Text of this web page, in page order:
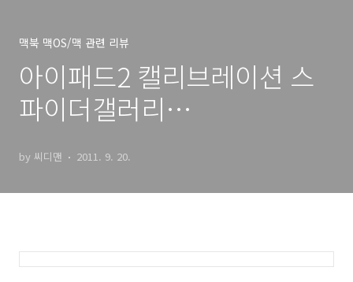
맥북 맥OS/맥 관련 리뷰
아이패드2 캘리브레이션 스
파이더갤러리
by 씨디맨 2011. 9. 20.